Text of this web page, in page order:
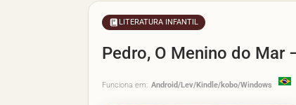
LITERATURA INFANTIL
Pedro, O Menino do Mar
Funciona em: Android/Lev/Kindle/kobo/Windows